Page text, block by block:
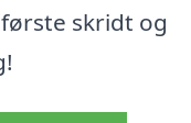
skridt og